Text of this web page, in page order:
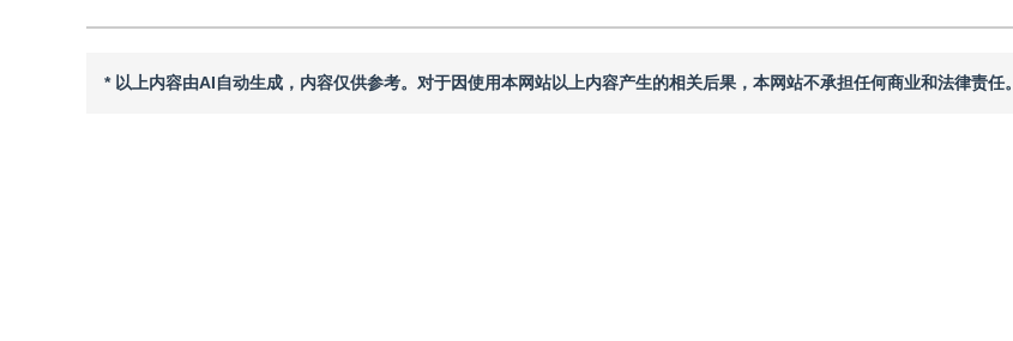
* 以上内容由AI自动生成，内容仅供参考。对于因使用本网站以上内容产生的相关后果，本网站不承担任何商业和法律责任。